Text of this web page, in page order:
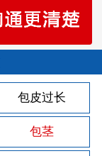
包皮过长
包茎